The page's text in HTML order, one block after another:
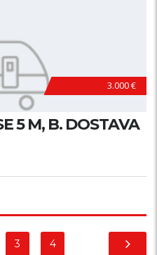
3.000 €
5 M, B. DOSTAVA
3 4